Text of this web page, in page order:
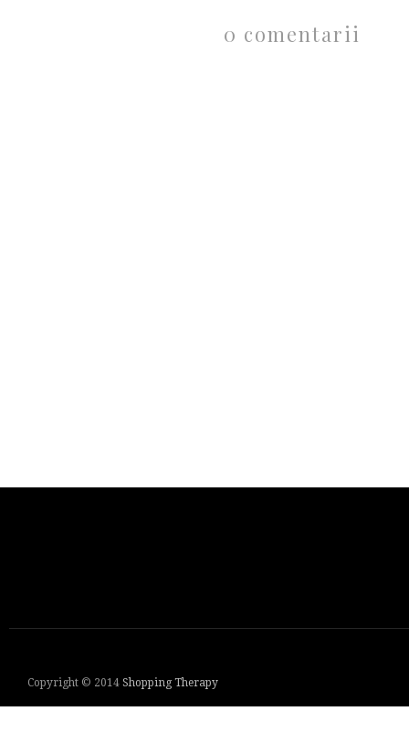
0 comentarii
Copyright © 2014 Shopping Therapy